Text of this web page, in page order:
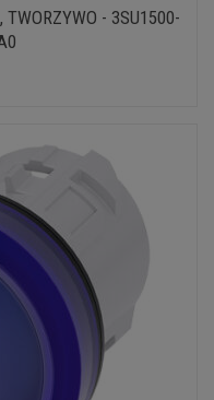
TWORZYWO - 3SU1500-